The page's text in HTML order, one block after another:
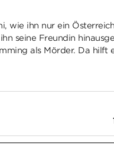
wie ihn nur ein
seine Freundin
als Mörder. Da